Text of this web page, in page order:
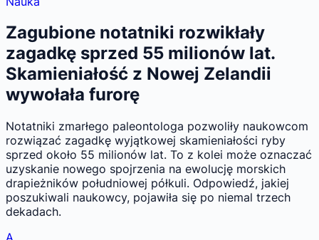
Zagubione notatniki rozwikłały
zagadkę sprzed 55 milionów lat.
Skamieniałość z Nowej Zelandii
wywołała furorę
Notatniki zmarłego paleontologa pozwoliły naukowcom
rozwiązać zagadkę wyjątkowej skamieniałości ryby
sprzed około 55 milionów lat. To z kolei może oznaczać
uzyskanie nowego spojrzenia na ewolucję morskich
drapieżników południowej półkuli. Odpowiedź, jakiej
poszukiwali naukowcy, pojawiła się po niemal trzech
dekadach.